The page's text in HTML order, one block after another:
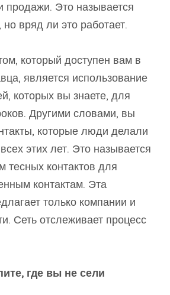
продажи. Это называется
вряд ли это работает.
который доступен вам в
является использование
которых вы знаете, для
Другими словами, вы
которые люди делали
этих лет. Это называется
тесных контактов для
контактам. Эта
только компании и
Сеть отслеживает процесс
где вы не сели